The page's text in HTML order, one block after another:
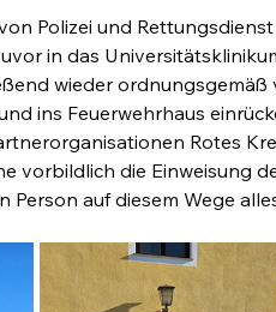
Polizei und
in das
wieder
ins Feuerwehrhaus
Rotes
vorbildlich die Einweisung
auf diesem Wege